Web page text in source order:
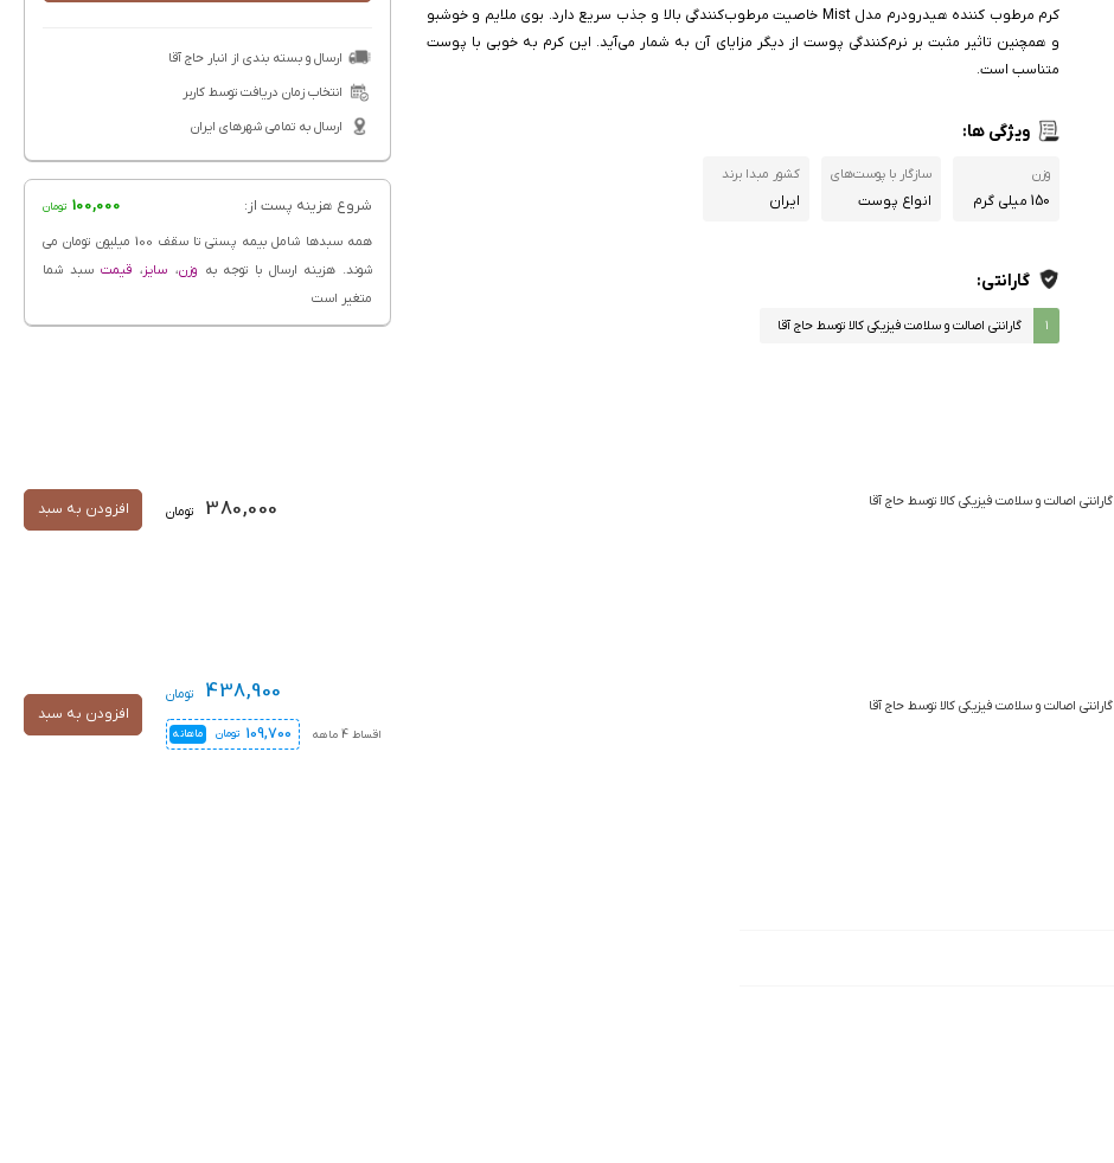
ارسال و بسته بندی از انبار حاج آقا
انتخاب زمان دریافت توسط کاربر
ارسال به تمامی شهرهای ایران
شروع هزینه پست از: 100,000 تومان
همه سبدها شامل بیمه پستی تا سقف 100 میلیون تومان می
شوند. هزینه ارسال با توجه به وزن، سایز ، قیمت سبد شما
متغیر است
کرم مرطوب کننده هیدرودرم مدل Mist خاصیت مرطوب‌کنندگی بالا و جذب سریع دارد. بوی ملایم و خوشبو
و همچنین تاثیر مثبت بر نرم‌کنندگی پوست از دیگر مزایای آن به شمار می‌آید. این کرم به خوبی با پوست
متناسب است.
ویژگی ها:
وزن
150 میلی گرم
سازگار با پوست‌‌های
انواع پوست
کشور مبدا برند
ایران
گارانتی:
۱ گارانتی اصالت و سلامت فیزیکی کالا توسط حاج آقا
افزودن به سبد تومان 380,000 گارانتی اصالت و سلامت فیزیکی کالا توسط حاج آقا
افزودن به سبد
تومان 438,900
ماهانه 109,700 تومان اقساط 4 ماهه
گارانتی اصالت و سلامت فیزیکی کالا توسط حاج آقا